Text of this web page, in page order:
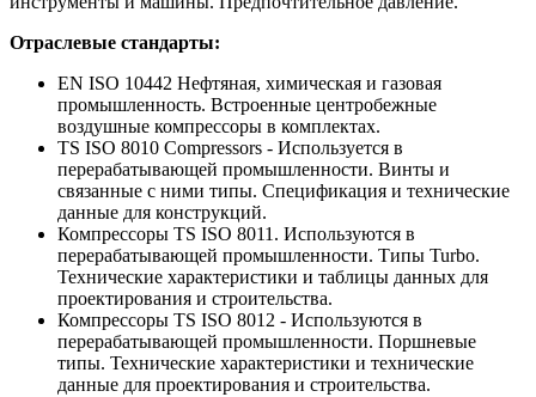
Отраслевые стандарты:
EN ISO 10442 Нефтяная, химическая и газовая
промышленность. Встроенные центробежные
воздушные компрессоры в комплектах.
TS ISO 8010 Compressors - Используется в
перерабатывающей промышленности. Винты и
связанные с ними типы. Спецификация и технические
данные для конструкций.
Компрессоры TS ISO 8011. Используются в
перерабатывающей промышленности. Типы Turbo.
Технические характеристики и таблицы данных для
проектирования и строительства.
Компрессоры TS ISO 8012 - Используются в
перерабатывающей промышленности. Поршневые
типы. Технические характеристики и технические
данные для проектирования и строительства.